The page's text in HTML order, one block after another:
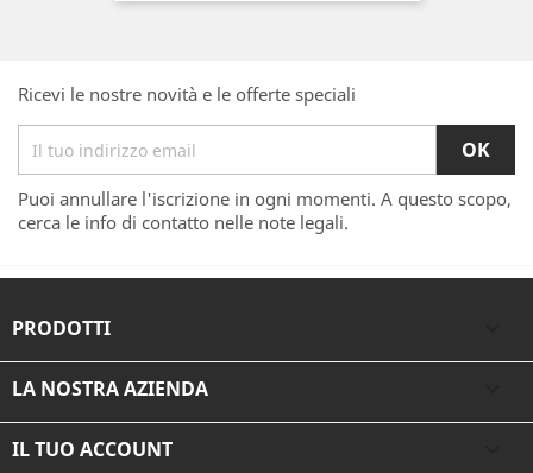
Ricevi le nostre novità e le offerte speciali
Puoi annullare l'iscrizione in ogni momenti. A questo scopo,
cerca le info di contatto nelle note legali.
PRODOTTI
LA NOSTRA AZIENDA
IL TUO ACCOUNT